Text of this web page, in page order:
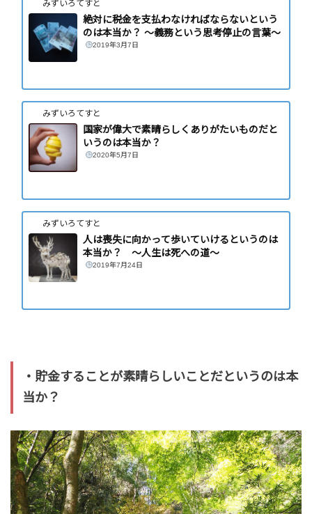
みずいろてすと
絶対に税金を支払わなければならないという
のは本当か？ 〜義務という思考停止の言葉〜
2019年3月7日
みずいろてすと
国家が偉大で素晴らしくありがたいものだと
いうのは本当か？
2020年5月7日
みずいろてすと
人は喪失に向かって歩いていけるというのは
本当か？ 〜人生は死への道〜
2019年7月24日
・貯金することが素晴らしいことだというのは本
当か？